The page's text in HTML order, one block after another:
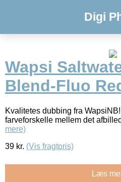
Digi
Wapsi
Blend-Fluo
Kvalitetes dubbing fra
farveforskelle mellem det
mere)
39 kr. (Vis fragtpris)
Læs